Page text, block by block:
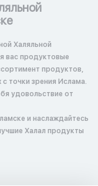
Халяльной
вас продуктовые
продуктов,
точки зрения Ислама.
удовольствие от
и наслаждайтесь
Халал продукты